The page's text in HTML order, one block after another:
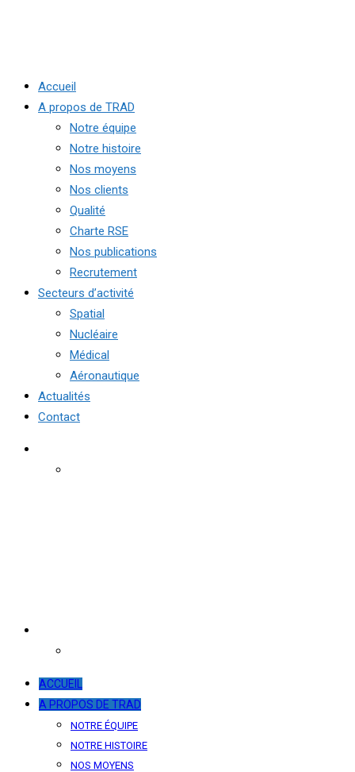
Accueil
A propos de TRAD
Notre équipe
Notre histoire
Nos moyens
Nos clients
Qualité
Charte RSE
Nos publications
Recrutement
Secteurs d’activité
Spatial
Nucléaire
Médical
Aéronautique
Actualités
Contact
ACCUEIL
A PROPOS DE TRAD
NOTRE ÉQUIPE
NOTRE HISTOIRE
NOS MOYENS